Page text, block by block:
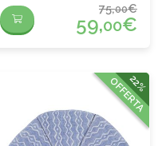
75,00€
59,00€
22%
OFFERTA